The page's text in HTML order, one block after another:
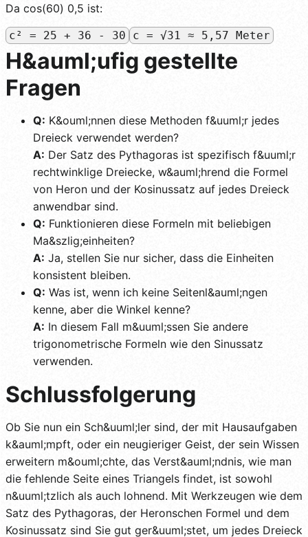
Da cos(60) 0,5 ist:
c² = 25 + 36 - 30 c = √31 ≈ 5,57 Meter
H&auml;ufig gestellte
Fragen
Q: K&ouml;nnen diese Methoden f&uuml;r jedes
Dreieck verwendet werden?
A: Der Satz des Pythagoras ist spezifisch f&uuml;r
rechtwinklige Dreiecke, w&auml;hrend die Formel
von Heron und der Kosinussatz auf jedes Dreieck
anwendbar sind.
Q: Funktionieren diese Formeln mit beliebigen
Ma&szlig;einheiten?
A: Ja, stellen Sie nur sicher, dass die Einheiten
konsistent bleiben.
Q: Was ist, wenn ich keine Seitenl&auml;ngen
kenne, aber die Winkel kenne?
A: In diesem Fall m&uuml;ssen Sie andere
trigonometrische Formeln wie den Sinussatz
verwenden.
Schlussfolgerung
Ob Sie nun ein Sch&uuml;ler sind, der mit Hausaufgaben
k&auml;mpft, oder ein neugieriger Geist, der sein Wissen
erweitern m&ouml;chte, das Verst&auml;ndnis, wie man
die fehlende Seite eines Triangels findet, ist sowohl
n&uuml;tzlich als auch lohnend. Mit Werkzeugen wie dem
Satz des Pythagoras, der Heronschen Formel und dem
Kosinussatz sind Sie gut ger&uuml;stet, um jedes Dreieck